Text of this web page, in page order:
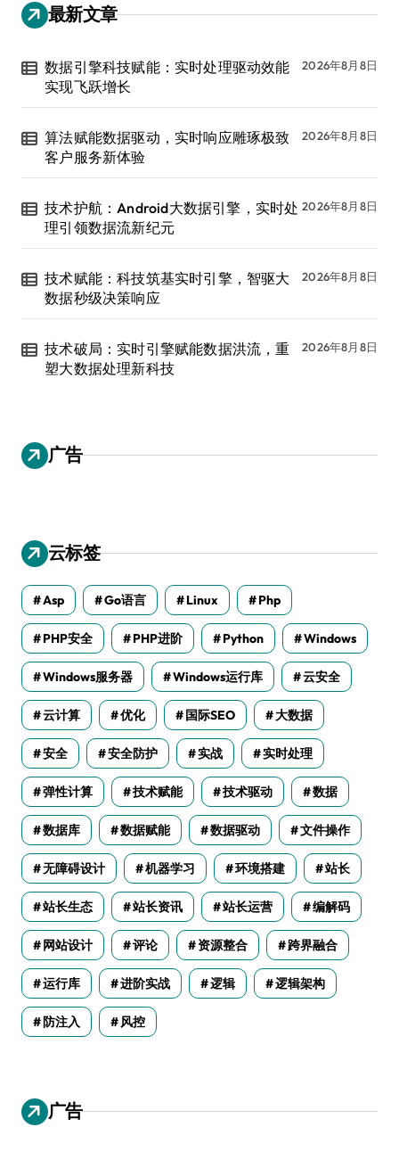
最新文章
数据引擎科技赋能：实时处理驱动效能
实现飞跃增长
2026年8月8日
算法赋能数据驱动，实时响应雕琢极致
客户服务新体验
2026年8月8日
技术护航：Android大数据引擎，实时处
理引领数据流新纪元
2026年8月8日
技术赋能：科技筑基实时引擎，智驱大
数据秒级决策响应
2026年8月8日
技术破局：实时引擎赋能数据洪流，重
塑大数据处理新科技
2026年8月8日
广告
云标签
Asp Go语言 Linux Php
PHP安全 PHP进阶 Python Windows
Windows服务器 Windows运行库 云安全
云计算 优化 国际SEO 大数据
安全 安全防护 实战 实时处理
弹性计算 技术赋能 技术驱动 数据
数据库 数据赋能 数据驱动 文件操作
无障碍设计 机器学习 环境搭建 站长
站长生态 站长资讯 站长运营 编解码
网站设计 评论 资源整合 跨界融合
运行库 进阶实战 逻辑 逻辑架构
防注入 风控
广告